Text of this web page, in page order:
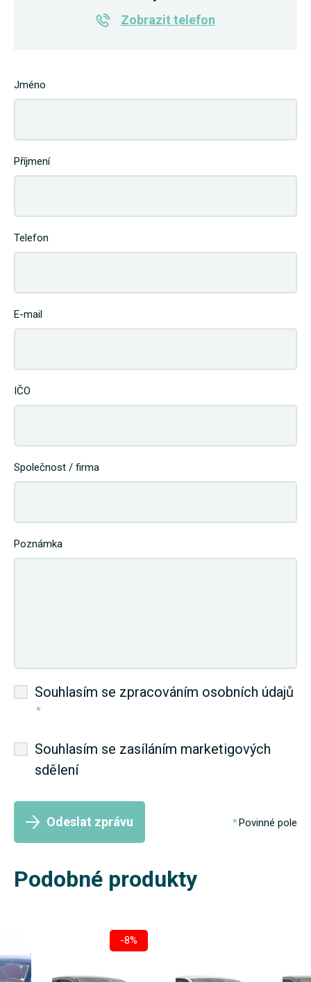
Zobrazit telefon
Jméno
Příjmení
Telefon
E-mail
IČO
Společnost / firma
Poznámka
Souhlasím se zpracováním osobních údajů
*
Souhlasím se zasíláním marketigových
sdělení
Odeslat zprávu Povinné pole
Podobné produkty
-8%